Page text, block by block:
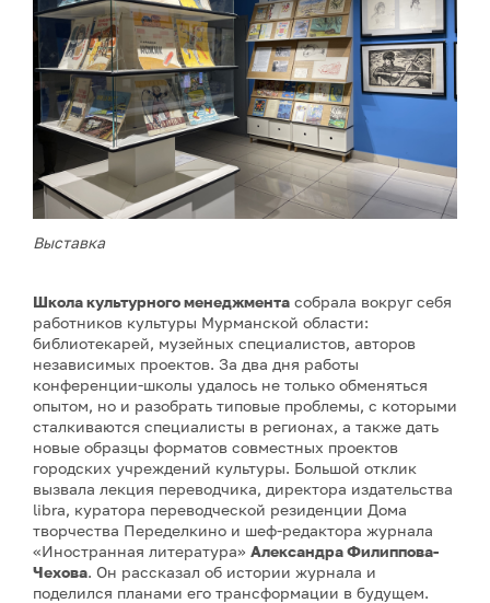
Выставка
Школа культурного менеджмента собрала вокруг себя
работников культуры Мурманской области:
библиотекарей, музейных специалистов, авторов
независимых проектов. За два дня работы
конференции-школы удалось не только обменяться
опытом, но и разобрать типовые проблемы, с которыми
сталкиваются специалисты в регионах, а также дать
новые образцы форматов совместных проектов
городских учреждений культуры. Большой отклик
вызвала лекция переводчика, директора издательства
libra, куратора переводческой резиденции Дома
творчества Переделкино и шеф-редактора журнала
«Иностранная литература» Александра Филиппова-
Чехова. Он рассказал об истории журнала и
поделился планами его трансформации в будущем.